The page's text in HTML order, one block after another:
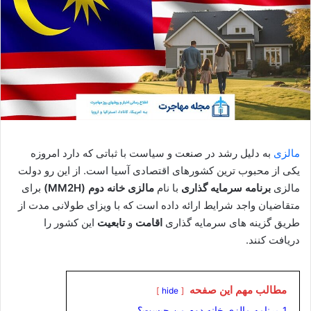
مالزی به دلیل رشد در صنعت و سیاست با ثباتی که دارد امروزه
یکی از محبوب ترین کشورهای اقتصادی آسیا است. از این رو دولت
مالزی برنامه سرمایه گذاری با نام مالزی خانه دوم (MM2H)
برای
متقاضیان واجد شرایط ارائه داده است که با ویزای طولانی مدت از
طریق گزینه های سرمایه گذاری اقامت و تابعیت این کشور را
دریافت کنند.
مطالب مهم این صفحه hide